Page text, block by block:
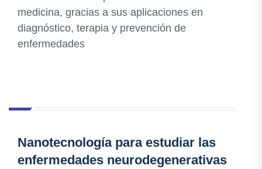
medicina, gracias a sus aplicaciones en
diagnóstico, terapia y prevención de
enfermedades
Nanotecnología para estudiar las
enfermedades neurodegenerativas